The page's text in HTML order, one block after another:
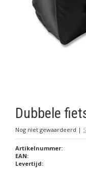
Dubbele
Nog niet gewaardeerd |
Artikelnummer:
EAN:
Levertijd: